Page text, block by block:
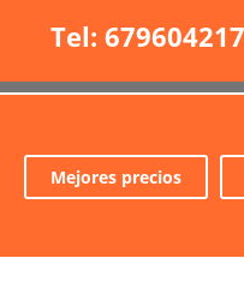
Tel: 679604217
Mejores precios